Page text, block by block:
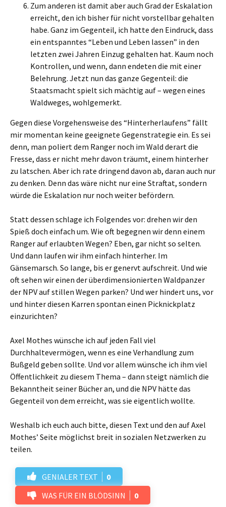
Zum anderen ist damit aber auch Grad der Eskalation
erreicht, den ich bisher für nicht vorstellbar gehalten
habe. Ganz im Gegenteil, ich hatte den Eindruck, dass
ein entspanntes “Leben und Leben lassen” in den
letzten zwei Jahren Einzug gehalten hat. Kaum noch
Kontrollen, und wenn, dann endeten die mit einer
Belehrung. Jetzt nun das ganze Gegenteil: die
Staatsmacht spielt sich mächtig auf – wegen eines
Waldweges, wohlgemerkt.
Gegen diese Vorgehensweise des “Hinterherlaufens” fällt
mir momentan keine geeignete Gegenstrategie ein. Es sei
denn, man poliert dem Ranger noch im Wald derart die
Fresse, dass er nicht mehr davon träumt, einem hinterher
zu latschen. Aber ich rate dringend davon ab, daran auch nur
zu denken. Denn das wäre nicht nur eine Straftat, sondern
würde die Eskalation nur noch weiter befördern.
Statt dessen schlage ich Folgendes vor: drehen wir den
Spieß doch einfach um. Wie oft begegnen wir denn einem
Ranger auf erlaubten Wegen? Eben, gar nicht so selten.
Und dann laufen wir ihm einfach hinterher. Im
Gänsemarsch. So lange, bis er genervt aufschreit. Und wie
oft sehen wir einen der überdimensionierten Waldpanzer
der NPV auf stillen Wegen parken? Und wer hindert uns, vor
und hinter diesen Karren spontan einen Picknickplatz
einzurichten?
Axel Mothes wünsche ich auf jeden Fall viel
Durchhaltevermögen, wenn es eine Verhandlung zum
Bußgeld geben sollte. Und vor allem wünsche ich ihm viel
Öffentlichkeit zu diesem Thema – dann steigt nämlich die
Bekanntheit seiner Bücher an, und die NPV hätte das
Gegenteil von dem erreicht, was sie eigentlich wollte.
Weshalb ich euch auch bitte, diesen Text und den auf Axel
Mothes’ Seite möglichst breit in sozialen Netzwerken zu
teilen.
GENIALER TEXT
0
WAS FÜR EIN BLÖDSINN
0